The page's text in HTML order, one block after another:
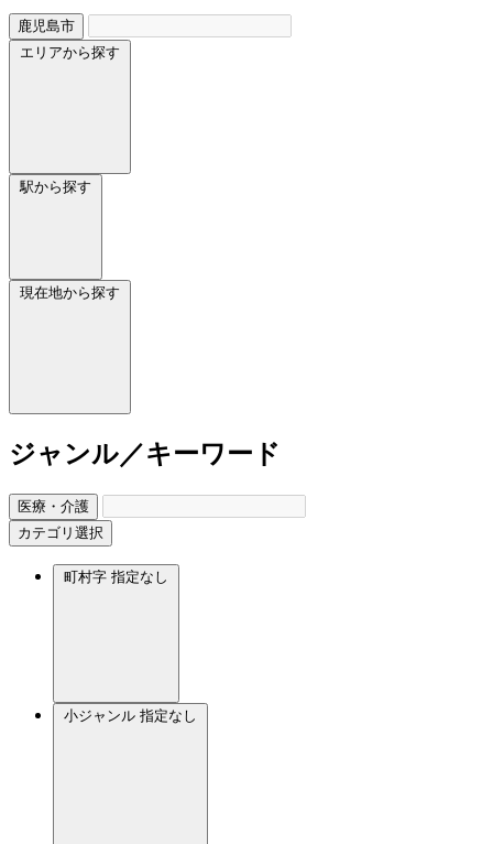
鹿児島市
エリアから探す
駅から探す
現在地から探す
ジャンル／キーワード
医療・介護
カテゴリ選択
町村字 指定なし
小ジャンル 指定なし